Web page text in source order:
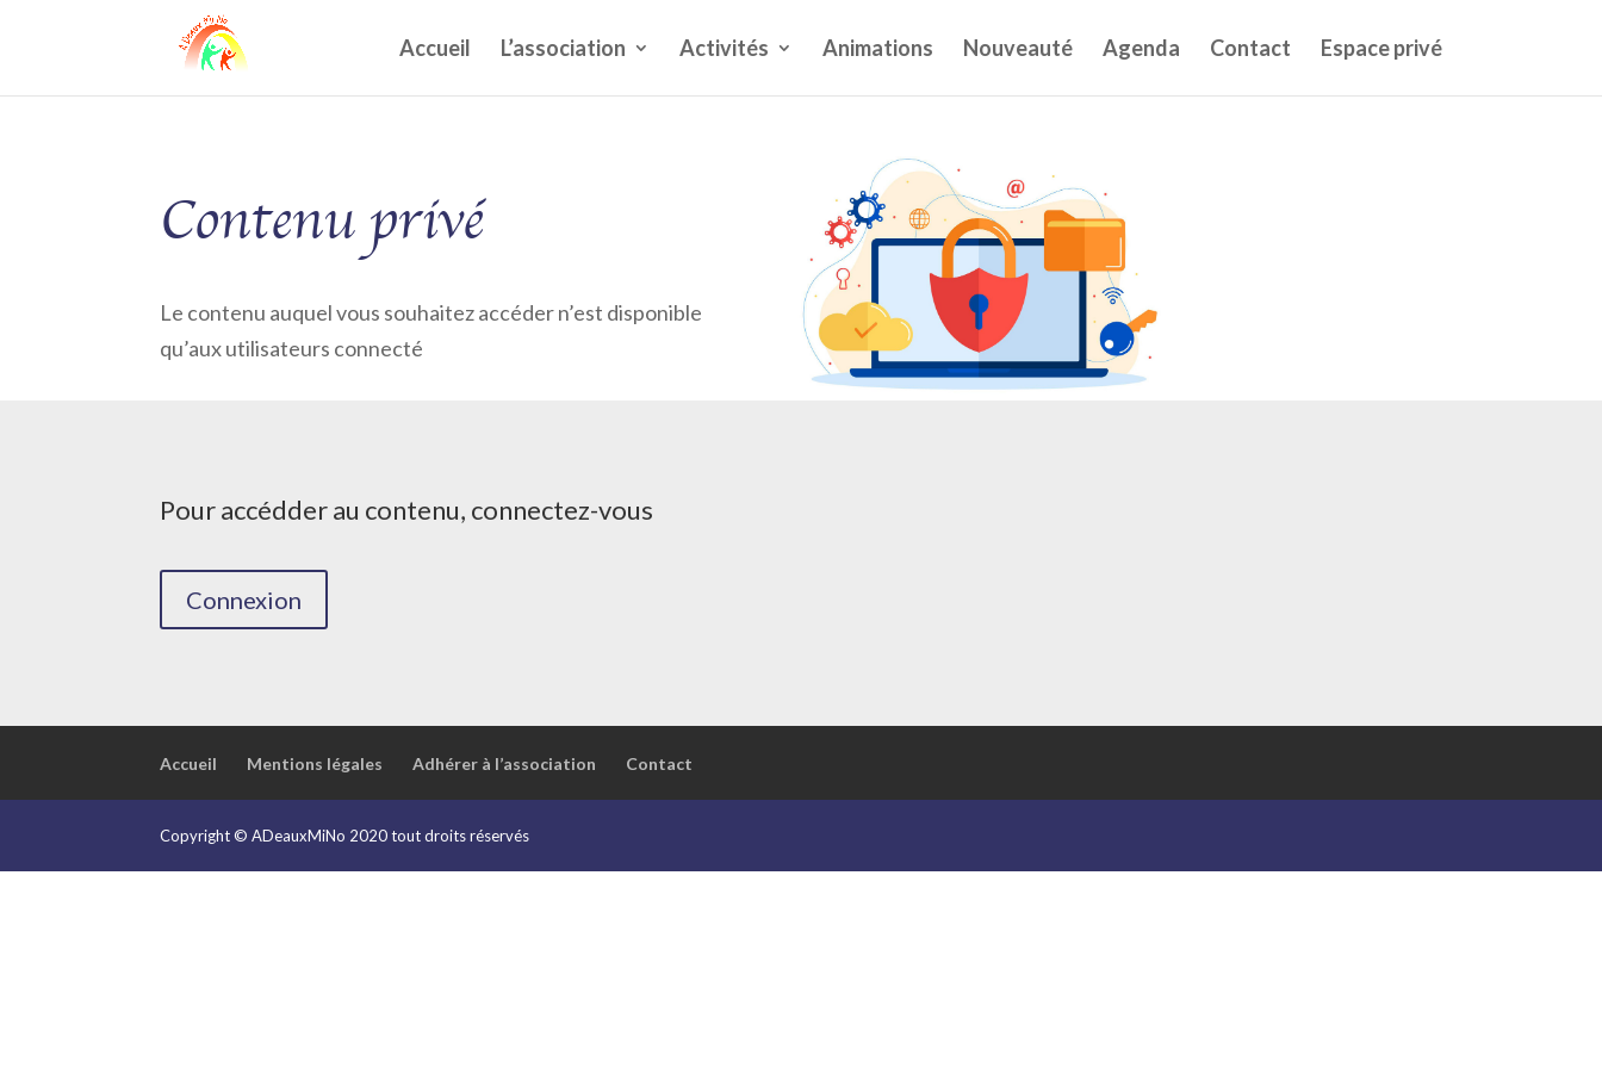
Accueil L’association Activités Animations Nouveauté Agenda Contact Espace privé
Contenu privé
Le contenu auquel vous souhaitez accéder n’est disponible
qu’aux utilisateurs connecté
Pour accédder au contenu, connectez-vous
Connexion
Accueil Mentions légales Adhérer à l’association Contact
Copyright © ADeauxMiNo 2020 tout droits réservés